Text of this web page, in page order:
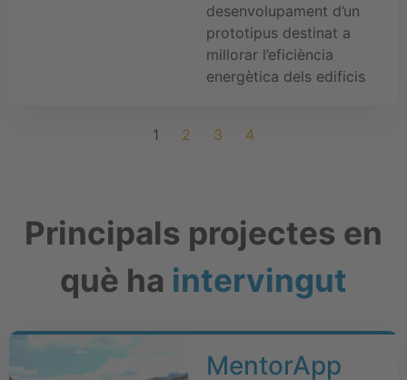
desenvolupament d’un
prototipus destinat a
millorar l’eficiència
energètica dels edificis
1 2 3 4
Principals projectes en
què ha intervingut
MentorApp